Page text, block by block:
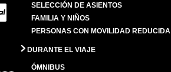
SELECCIÓN DE ASIENTOS
FAMILIA Y NIÑOS
PERSONAS CON MOVILIDAD REDUCIDA
DURANTE EL VIAJE
ÓMNIBUS